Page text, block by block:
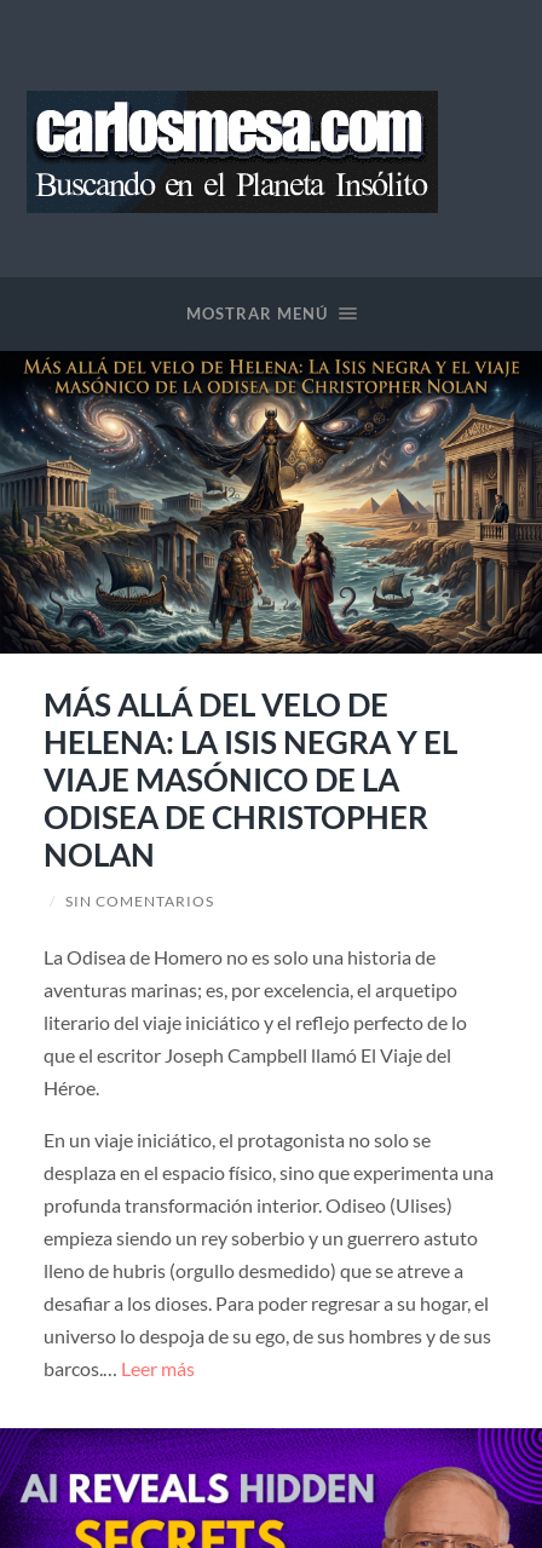
MOSTRAR MENÚ
MÁS ALLÁ DEL VELO DE
HELENA: LA ISIS NEGRA Y EL
VIAJE MASÓNICO DE LA
ODISEA DE CHRISTOPHER
NOLAN
/ SIN COMENTARIOS
La Odisea de Homero no es solo una historia de
aventuras marinas; es, por excelencia, el arquetipo
literario del viaje iniciático y el reflejo perfecto de lo
que el escritor Joseph Campbell llamó El Viaje del
Héroe.
En un viaje iniciático, el protagonista no solo se
desplaza en el espacio físico, sino que experimenta una
profunda transformación interior. Odiseo (Ulises)
empieza siendo un rey soberbio y un guerrero astuto
lleno de hubris (orgullo desmedido) que se atreve a
desafiar a los dioses. Para poder regresar a su hogar, el
universo lo despoja de su ego, de sus hombres y de sus
barcos.… Leer más